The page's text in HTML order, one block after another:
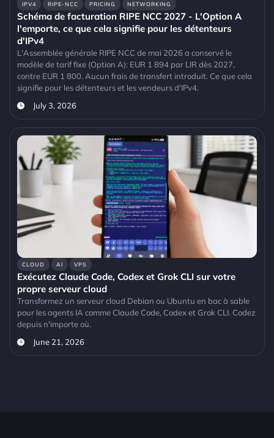
IPV4 RIPE-NCC PRICING NETWORKING
Schéma de facturation RIPE NCC 2027 - L'Option A
l'emporte, ce que cela signifie pour les détenteurs
d'IPv4
L'Assemblée générale RIPE NCC de mai 2026 a conservé le
modèle de tarif fixe (Option A): EUR 1 894 par LIR dès 2027,
contre EUR 1 800. Aucun frais de transfert introduit. Ce que cela
signifie pour les détenteurs et les vendeurs d'IPv4.
July 3, 2026
CLOUD AI VPS
Exécutez Claude Code, Codex et Grok CLI sur votre
propre serveur cloud
Transformez un serveur cloud Debian ou Ubuntu en bac à sable
pour les agents IA comme Claude Code, Codex et Grok CLI. Codez
depuis n'importe où.
June 21, 2026